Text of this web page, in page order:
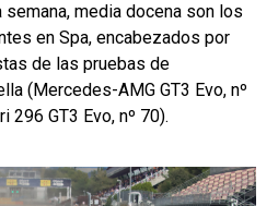
media docena son los
en Spa, encabezados por
de las pruebas de
(Mercedes-AMG GT3 Evo, nº
296 GT3 Evo, nº 70).